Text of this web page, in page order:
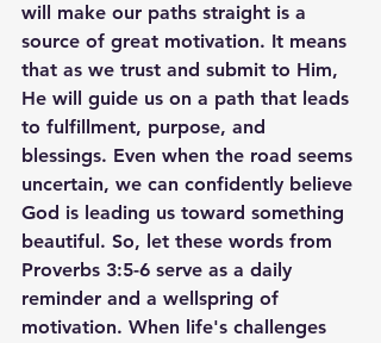
will make our paths straight is a
source of great motivation. It means
that as we trust and submit to Him,
He will guide us on a path that leads
to fulfillment, purpose, and
blessings. Even when the road seems
uncertain, we can confidently believe
God is leading us toward something
beautiful. So, let these words from
Proverbs 3:5-6 serve as a daily
reminder and a wellspring of
motivation. When life's challenges